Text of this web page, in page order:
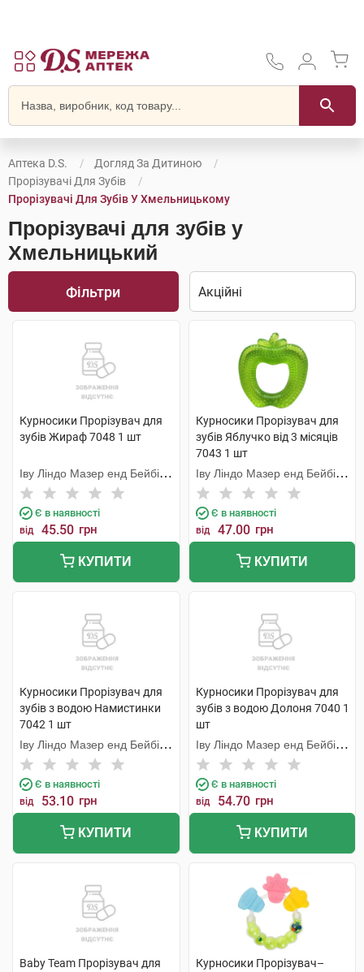
Аптека D.S.
Догляд За Дитиною
Прорізувачі Для Зубів
Прорізувачі Для Зубів У Хмельницькому
Прорізувачі для зубів у
Хмельницький
Фільтри
Курносики Прорізувач для
зубів Жираф 7048 1 шт
Іву Ліндо Мазер енд Бейбі
Продактс
Є в наявності
від 45.50 грн
КУПИТИ
Курносики Прорізувач для
зубів Яблучко від 3 місяців
7043 1 шт
Іву Ліндо Мазер енд Бейбі
Продактс
Є в наявності
від 47.00 грн
КУПИТИ
Курносики Прорізувач для
зубів з водою Намистинки
7042 1 шт
Іву Ліндо Мазер енд Бейбі
Продактс
Є в наявності
від 53.10 грн
КУПИТИ
Курносики Прорізувач для
зубів з водою Долоня 7040 1
шт
Іву Ліндо Мазер енд Бейбі
Продактс
Є в наявності
від 54.70 грн
КУПИТИ
Baby Team Прорізувач для
Курносики Прорізувач–